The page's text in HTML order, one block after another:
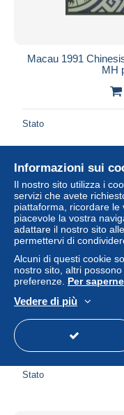
Macau 1991
MH
Stato
Nuovo
Macau 1967
Stato
Informazioni sui
Il nostro sito utilizza i
servizi che avete
piattaforma, ricordare
piacevole la vostra
adattare il nostro sito
permettervi di
Alcuni di questi cookie
nostro sito, altri
preferenze. Per
Vedere di più